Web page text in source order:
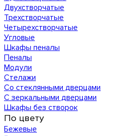
Двухстворчатые
Трехстворчатые
Четырехстворчатые
Угловые
Шкафы пеналы
Пеналы
Модули
Стелажи
Со стеклянными дверцами
С зеркальными дверцами
Шкафы без створок
По цвету
Бежевые